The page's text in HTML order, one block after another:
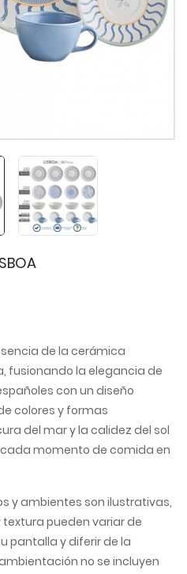
de la cerámica
fusionando la elegancia de
con un diseño
colores y formas
del mar y la calidez del sol
momento de comida en
y ambientes son ilustrativas,
pueden variar de
pantalla y diferir de la
no se incluyen